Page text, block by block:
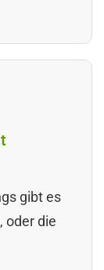
gibt es
oder die